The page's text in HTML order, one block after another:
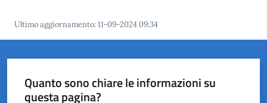
Menu selezionato
Servizi
Vivere
Ultimo aggiornamento:11-09-2024 09:34
Quanto sono chiare le informazioni su
questa pagina?